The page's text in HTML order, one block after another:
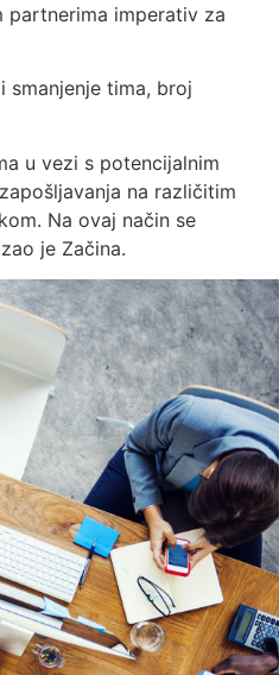
partnerima imperativ za
smanjenje tima, broj
u vezi s potencijalnim
na različitim
Na ovaj način se
je Začina.